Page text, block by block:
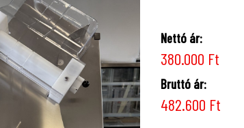
Nettó ár:
380.000 Ft
Bruttó ár:
482.600 Ft